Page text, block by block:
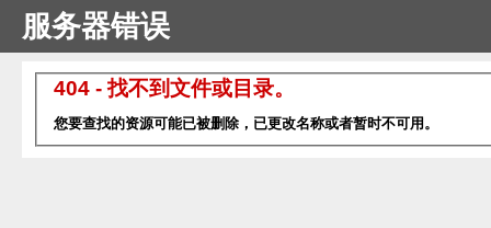
服务器错误
404 - 找不到文件或目录。
您要查找的资源可能已被删除，已更改名称或者暂时不可用。